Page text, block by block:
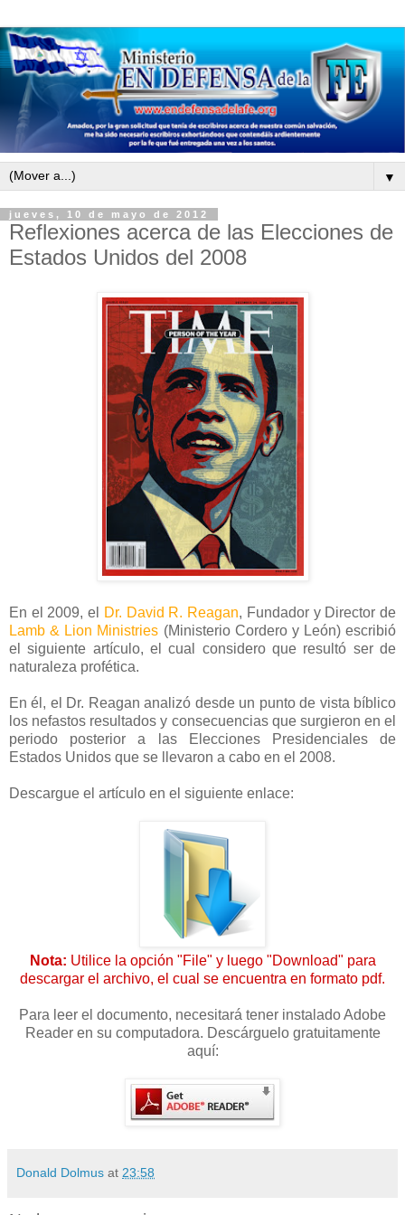
▼
jueves, 10 de mayo de 2012
Reflexiones acerca de las Elecciones de
Estados Unidos del 2008
En el 2009, el Dr. David R. Reagan, Fundador y Director de
Lamb & Lion Ministries (Ministerio Cordero y León) escribió
el siguiente artículo, el cual considero que resultó ser de
naturaleza profética.
En él, el Dr. Reagan analizó desde un punto de vista bíblico
los nefastos resultados y consecuencias que surgieron en el
periodo posterior a las Elecciones Presidenciales de
Estados Unidos que se llevaron a cabo en el 2008.
Descargue el artículo en el siguiente enlace:
Nota: Utilice la opción "File" y luego "Download" para
descargar el archivo, el cual se encuentra en formato pdf.
Para leer el documento, necesitará tener instalado Adobe
Reader en su computadora. Descárguelo gratuitamente
aquí:
Donald Dolmus at 23:58